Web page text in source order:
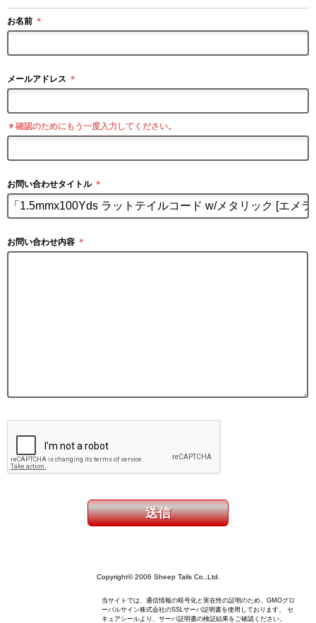
お名前 ＊
メールアドレス ＊
▼確認のためにもう一度入力してください。
お問い合わせタイトル ＊
お問い合わせ内容 ＊
Copyright© 2006 Sheep Tails Co.,Ltd.
当サイトでは、通信情報の暗号化と実在性の証明のため、GMOグロ
ーバルサイン株式会社のSSLサーバ証明書を使用しております。 セ
キュアシールより、サーバ証明書の検証結果をご確認ください。